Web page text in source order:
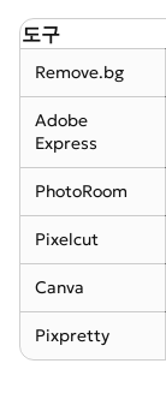
도구
Remove.bg
Adobe
Express
PhotoRoom
Pixelcut
Canva
Pixpretty